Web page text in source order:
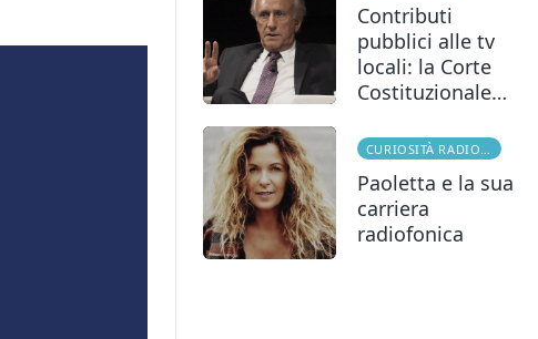
Contributi
pubblici alle tv
locali: la Corte
Costituzionale…
CURIOSITÀ RADIOFONICHE
Paoletta e la sua
carriera
radiofonica